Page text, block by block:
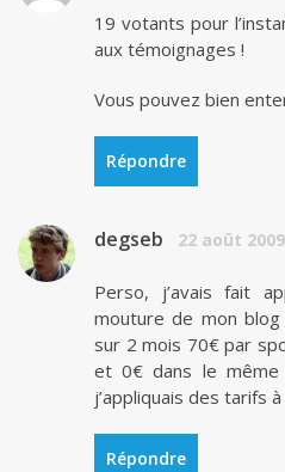
19 votants pour
aux témoignages !
Vous pouvez bien
Répondre
degseb 22 août 2009
Perso, j’avais fait
mouture de mon blog
sur 2 mois 70€ par
et 0€ dans le même
j’appliquais des tarifs
Répondre